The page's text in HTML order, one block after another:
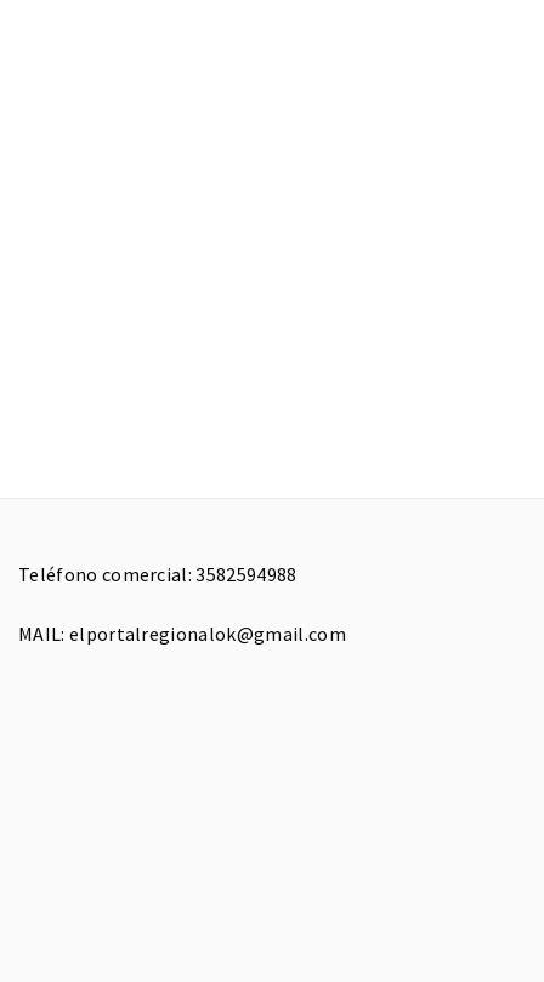
Teléfono comercial: 3582594988
MAIL: elportalregionalok@gmail.com